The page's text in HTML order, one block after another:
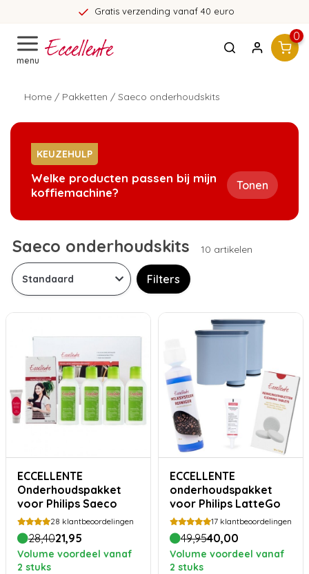
Gratis verzending vanaf 40 euro
menu
0
Home / Pakketten / Saeco onderhoudskits
KEUZEHULP
Welke producten passen bij mijn
koffiemachine?
Tonen
Saeco onderhoudskits 10 artikelen
Filters
ECCELLENTE
Onderhoudspakket
voor Philips Saeco
28 klantbeoordelingen
28,4021,95
Volume voordeel vanaf
2 stuks
ECCELLENTE
onderhoudspakket
voor Philips LatteGo
17 klantbeoordelingen
49,9540,00
Volume voordeel vanaf
2 stuks